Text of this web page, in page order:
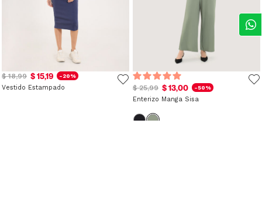
$ 18,99 $ 15,19 -20%
Vestido Estampado $ 25,99 $ 13,00 -50%
Enterizo Manga Sisa